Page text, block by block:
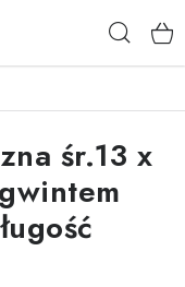
śr.13 x